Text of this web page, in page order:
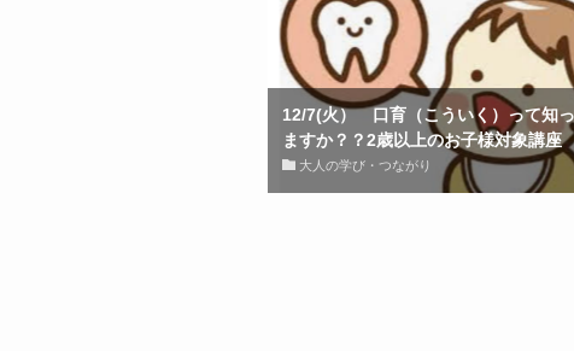
12/7(火） 口育（こういく）って知
ますか？？2歳以上のお子様対象講座
大人の学び・つながり